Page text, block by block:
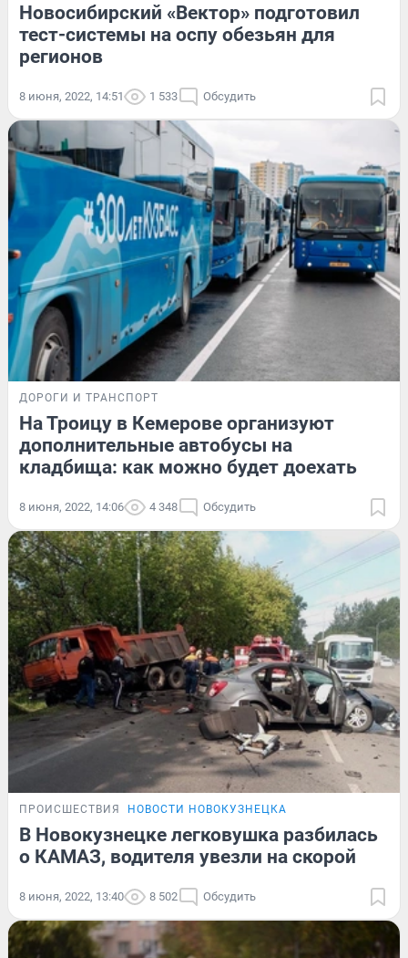
Новосибирский «Вектор» подготовил
тест-системы на оспу обезьян для
регионов
8 июня, 2022, 14:51 1 533 Обсудить
ДОРОГИ И ТРАНСПОРТ
На Троицу в Кемерове организуют
дополнительные автобусы на
кладбища: как можно будет доехать
8 июня, 2022, 14:06 4 348 Обсудить
ПРОИСШЕСТВИЯ НОВОСТИ НОВОКУЗНЕЦКА
В Новокузнецке легковушка разбилась
о КАМАЗ, водителя увезли на скорой
8 июня, 2022, 13:40 8 502 Обсудить